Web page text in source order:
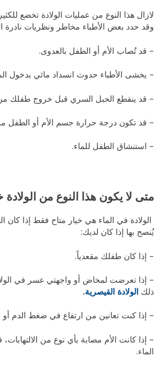
لازال هذا النوع من عمليات الولادة تخضع
وقد حدد بعض الأطباء مخاطر ونظريات
– قد تُصاب الأم أو الطفل بالعدوى.
– يخشى الأطباء حدوث انسداد مائي بدخول
– قد ينقطع الحبل السري قبل خروج طفلك من
– قد تكون درجة حرارة جسم الأم أو الطفل
– استنشاق الطفل للماء.
متى لا يكون هذا النوع من الولادة
الولادة في الماء هي خيار متاح فقط إذا
يُنصح بها إذا كان لديك:
– إذا كان طفلك مقعدياً.
– إذا تعرضت لمخاض أو واجهتي عسر في
ذلك الولادة القيصرية.
– إذا كنت تعانين من ارتفاع في ضغط الدم
– إذا كانت الأم مصابة بأي نوع من
الماء.